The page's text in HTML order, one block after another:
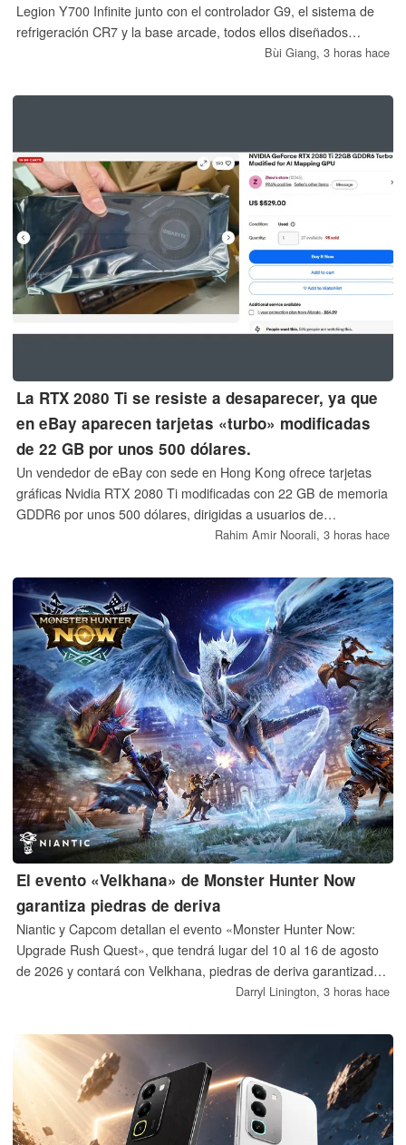
Legion Y700 Infinite junto con el controlador G9, el sistema de
refrigeración CR7 y la base arcade, todos ellos diseñados
Bùi Giang, 3 horas hace
La RTX 2080 Ti se resiste a desaparecer, ya que
en eBay aparecen tarjetas «turbo» modificadas
de 22 GB por unos 500 dólares.
Un vendedor de eBay con sede en Hong Kong ofrece tarjetas
gráficas Nvidia RTX 2080 Ti modificadas con 22 GB de memoria
GDDR6 por unos 500 dólares, dirigidas a usuarios de
inteligencia artificial que buscan una alta capacidad de VRAM a
Rahim Amir Noorali, 3 horas hace
El evento «Velkhana» de Monster Hunter Now
garantiza piedras de deriva
Niantic y Capcom detallan el evento «Monster Hunter Now:
Upgrade Rush Quest», que tendrá lugar del 10 al 16 de agosto
de 2026 y contará con Velkhana, piedras de deriva garantizadas
Darryl Linington, 3 horas hace